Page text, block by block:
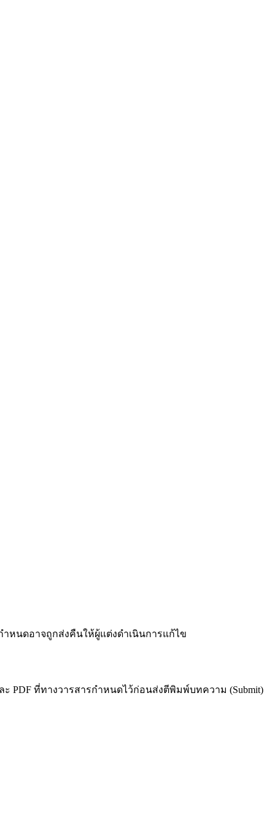
หนดอาจถูกส่งคืนให้ผู้แต่งดำเนินการแก้ไข
PDF ที่ทางวารสารกำหนดไว้ก่อนส่งตีพิมพ์บทความ (Submit)